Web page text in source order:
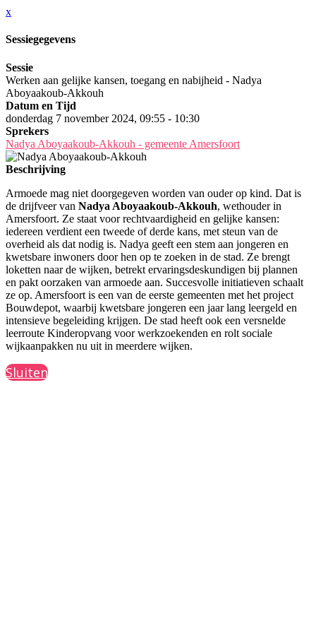
x
Sessiegegevens
Sessie
Werken aan gelijke kansen, toegang en nabijheid - Nadya
Aboyaakoub-Akkouh
Datum en Tijd
donderdag 7 november 2024, 09:55 - 10:30
Sprekers
Nadya Aboyaakoub-Akkouh - gemeente Amersfoort
Beschrijving
Armoede mag niet doorgegeven worden van ouder op kind. Dat is
de drijfveer van Nadya Aboyaakoub-Akkouh, wethouder in
Amersfoort. Ze staat voor rechtvaardigheid en gelijke kansen:
iedereen verdient een tweede of derde kans, met steun van de
overheid als dat nodig is. Nadya geeft een stem aan jongeren en
kwetsbare inwoners door hen op te zoeken in de stad. Ze brengt
loketten naar de wijken, betrekt ervaringsdeskundigen bij plannen
en pakt oorzaken van armoede aan. Succesvolle initiatieven schaalt
ze op. Amersfoort is een van de eerste gemeenten met het project
Bouwdepot, waarbij kwetsbare jongeren een jaar lang leergeld en
intensieve begeleiding krijgen. De stad heeft ook een versnelde
leerroute Kinderopvang voor werkzoekenden en rolt sociale
wijkaanpakken nu uit in meerdere wijken.
Sluiten